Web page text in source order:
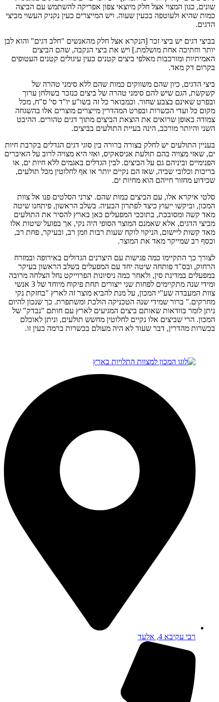
שונים, כגון המצוי אצל חלק מיוצאי צפון אפריקה להשתמש עם הביצה
כמות שהיא ולעוטפה בכעין שעוה. ויש המייצרים כעין נקניק העשוי מביצי
הדגים.
בביצי דגים יש ביצי זכר [הנקרא אצל חלק מהאנשים "חלב דגים" והוא לבן
יותר וחתיכה אחת מושלמת.] ויש את ביצי הנקבה, שהם הביצים
האמיתיות ומורכבות מאלפי ביצים קטנים כעין עיגולים קטנים העטופים
בקרום דק מאד.
ביצי הדגים, כיון שהם משווקים כמות שהם ללא סימני טהרה של
קשקשת, הגם שיש להם סימני טהרה של ביצים כנזכר בשולחן ערוך
ובפרט שאינם בצבע שחור. וכמבואר כל זה בשו"ע יו"ד סי' ס"ח, מכל
מקום כל ועדי הכשרות ובפרט המהדרין מייצרים מוצרים אלו בהשגחה
צמודה באופן שרואים את הוצאת הביצים מתוך דגים טהורים. ההיבט
השני והיותר מורכב, הינה בעיית התולעים בביצים.
בעניין התולעים יש לחלק בצורה ברורה בין סוגי דגים הגדלים בקרבת חיות
ים, שאזי מצויה בהם תולעת אניסאקיס, ואזי היא מצויה לרוב על האיברים
הפנימיים וביניהם גם על הביצים. לבין הגדלים באגמים ללא חיות ים, או
בריכות וכלובי שביה, שאז הם נקיים יותר או אף לחלוטין מכל תולעים,
שכידוע מחזור חייהם הוא מחיות ים.
סלטי איקרא אלו, עם הביצים כמות שהם. יצרני הסלטים פנו אל צוות
המכון, וביקשו ייעוץ כיצד לפתרון הבעיה. בשלב הראשון, פיתחנו שיטה
מאד קשה ומסובכת, בתוככי המפעלים כאן בארץ להסיר את התולעים
מביצי הדגים, אלא שאמנם המוצר הסופי היה נקי, אך בפועל שיטות אלו
מאד קשות ליישום, הניקוי לוקח שעות רבות וזמן רב, ובעיקר, פחת רב,
וכסף רב שמייקר מאד את המוצר.
לצורך כך התקיימו כמה פגישות עם היצרנים הגדולים באירופה ובמזרח
הרחוק, ובס"ד פותחה שיטה יחד עם המפעלים בשלב הראשון בעיקר
במפעלים במדינת סין, ולאחר כמה ניסיונות הפרוייקט נחל הצלחה מרובה
ומידי שנה מתקיימים לפחות שני ייצורים תחת פיקוח מיוחד של 3 אנשי
צוות המעבדה שע"י המכון, על מנת להביא מוצר זה לארץ "בחזקת נקי
מחרקים." ברור שמידי שנה הטכניקה הולכת ומשתפרת. כך שנכון להיום
ניתן לומר בוודאות שאותם ביצים המגיעים לארץ עם חותם "נבדק" של
המכון. הרי שביצים אלו נקיים לחלוטין מחשש תולעים, וניתן לאוכלם
בכשרות מהדרין, דבר שעוד לא היה מעולם בכשרות ברמה כעין זו.
רבי עקיבא 4, אלעד